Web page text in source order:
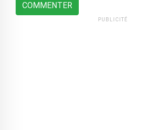
COMMENTER
PUBLICITÉ